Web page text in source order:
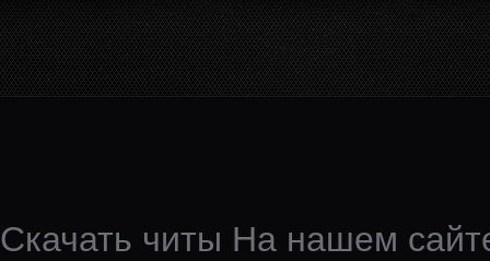
Скачать читы На нашем